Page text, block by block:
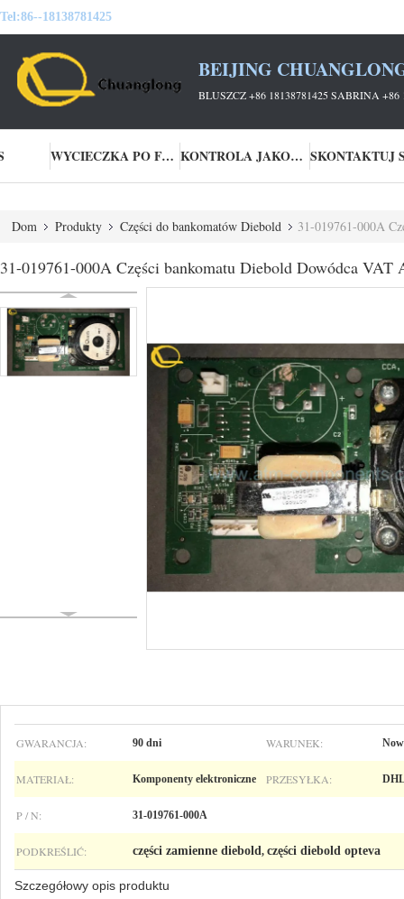
Tel:86--18138781425
BEIJING
BLUSZCZ +86 18138781425 SABRINA +86
WYCIECZKA PO FABRYCE KONTROLA JAKOŚCI
Dom Produkty Części do bankomatów Diebold 31-019761-000A
31-019761-000A Części bankomatu Diebold Dowódca
GWARANCJA: 90 dni WARUNEK:
MATERIAŁ: Komponenty elektroniczne PRZESYŁKA:
P / N: 31-019761-000A
PODKREŚLIĆ: części zamienne diebold, części diebold opteva
Szczegółowy opis produktu